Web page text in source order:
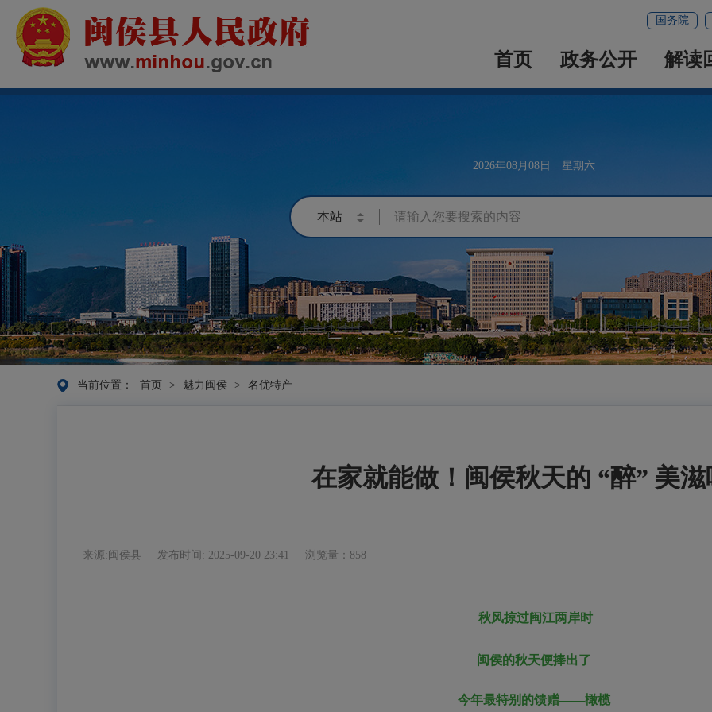
国务院
首页 政务公开 解读
2026年08月08日 星期六
当前位置： 首页 > 魅力闽侯 > 名优特产
在家就能做！闽侯秋天的 “醉” 美
来源:闽侯县 发布时间: 2025-09-20 23:41 浏览量：858
秋风掠过闽江两岸时
闽侯的秋天便捧出了
今年最特别的馈赠——橄榄